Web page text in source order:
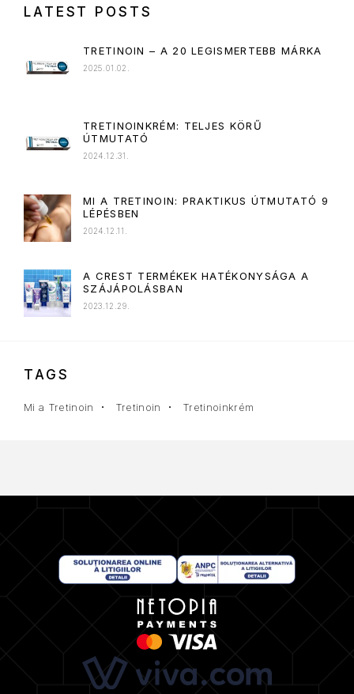
LATEST POSTS
TRETINOIN – A 20 LEGISMERTEBB MÁRKA
2025.01.02.
TRETINOINKRÉM: TELJES KÖRŰ
ÚTMUTATÓ
2024.12.31.
MI A TRETINOIN: PRAKTIKUS ÚTMUTATÓ 9
LÉPÉSBEN⁠
2024.12.11.
A CREST TERMÉKEK HATÉKONYSÁGA A
SZÁJÁPOLÁSBAN
2023.12.29.
TAGS
Mi a Tretinoin Tretinoin Tretinoinkrém